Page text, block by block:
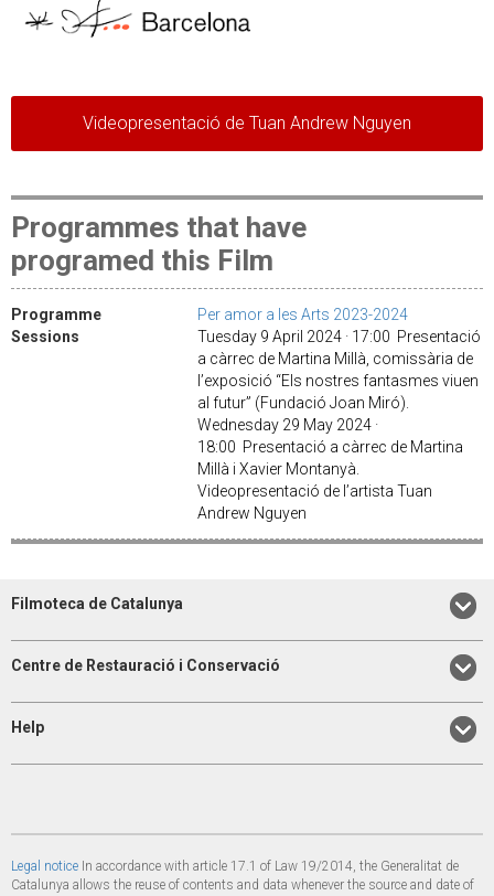
Videopresentació de Tuan Andrew Nguyen
Programmes that have
programed this Film
Programme
Per amor a les Arts 2023-2024
Sessions
Tuesday 9 April 2024 · 17:00 Presentació
a càrrec de Martina Millà, comissària de
l’exposició “Els nostres fantasmes viuen
al futur” (Fundació Joan Miró).
Wednesday 29 May 2024 ·
18:00 Presentació a càrrec de Martina
Millà i Xavier Montanyà.
Videopresentació de l’artista Tuan
Andrew Nguyen
Filmoteca de Catalunya
Centre de Restauració i Conservació
Help
Legal notice In accordance with article 17.1 of Law 19/2014, the Generalitat de
Catalunya allows the reuse of contents and data whenever the source and date of